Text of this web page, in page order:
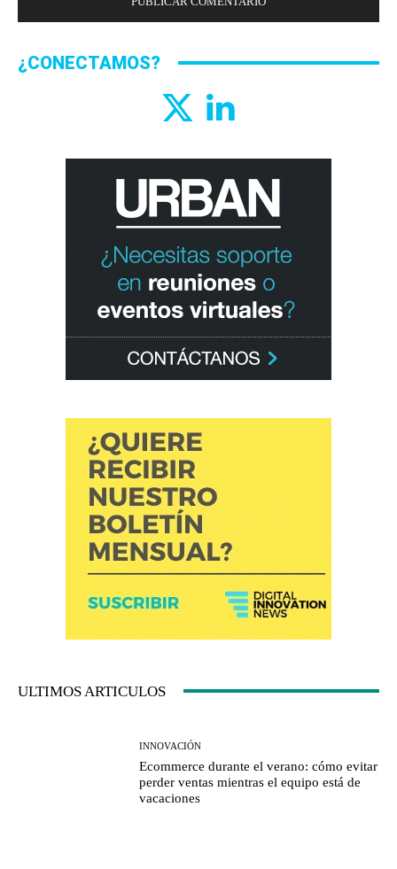
¿CONECTAMOS?
ULTIMOS ARTICULOS
INNOVACIÓN
Ecommerce durante el verano: cómo evitar
perder ventas mientras el equipo está de
vacaciones